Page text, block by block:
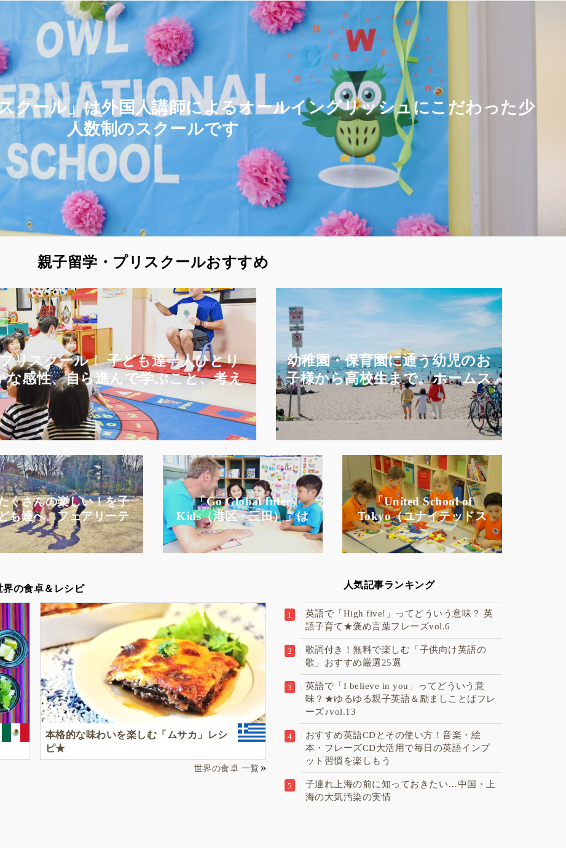
親子留学・プリスクールおすすめ
クール」は外国人講師によるオールイングリッシュにこだわった少
人数制のスクールです
リスクール！ 子ども達一人ひとり
な感性、自ら進んで学ぶこと、考え
を育みます
幼稚園・保育園に通う幼児のお
子様から高校生まで。ホームス
テイ付きカナダ親子留学
くさんの楽しい！を子
も達へ。フェアリーテ
ルはバラエティーに富
んだプログラムとバイリ
「Go Global Inter
Kids（港区・三田）」は
英語で算数・科学・社
会…等、アカデミックな
プリスクールです
「United School of
Tokyo（ユナイテッドス
クールオブトウキョ
ウ）」は国際色豊かな環
小一貫インターナショナ
ルスクールです
界の食卓＆レシピ
本格的な味わいを楽しむ「ムサカ」レシ
ピ★
世界の食卓 一覧
人気記事ランキング
英語で「High five!」ってどういう意味？ 英
語子育て★褒め言葉フレーズvol.6
歌詞付き！無料で楽しむ「子供向け英語の
歌」おすすめ厳選25選
英語で「I believe in you」ってどういう意
味？★ゆるゆる親子英語＆励ましことばフレ
ーズ♪vol.13
おすすめ英語CDとその使い方！音楽・絵
本・フレーズCD大活用で毎日の英語インプ
ット習慣を楽しもう
子連れ上海の前に知っておきたい…中国・上
海の大気汚染の実情